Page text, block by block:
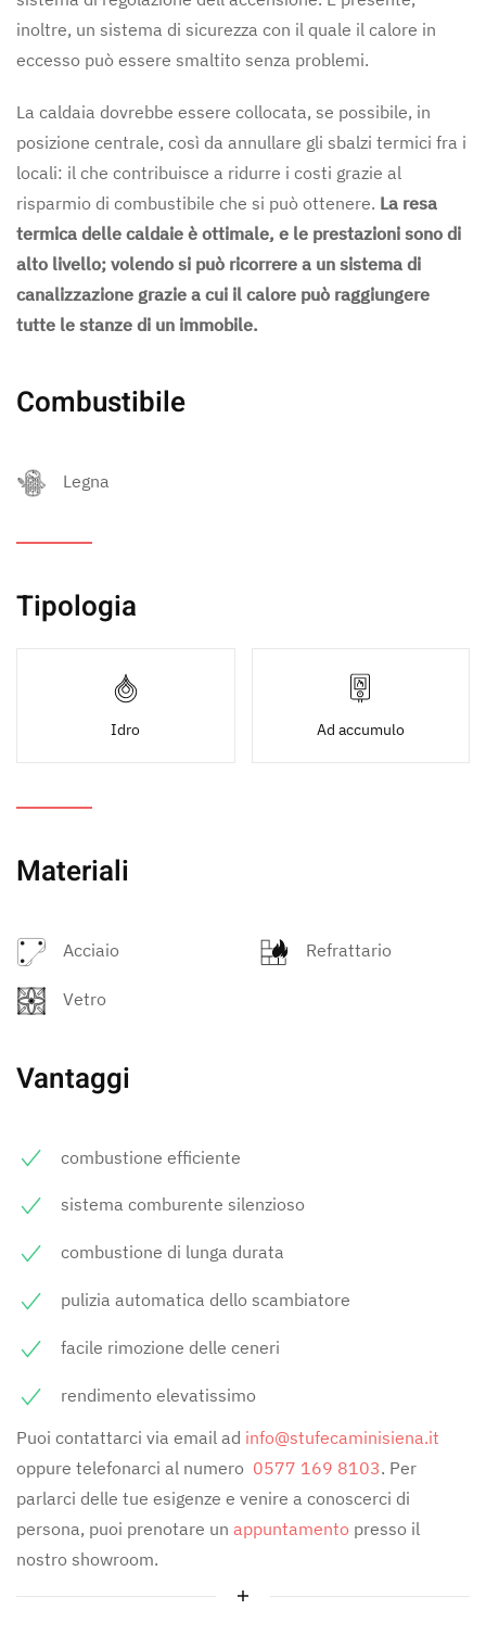
inoltre, un sistema di sicurezza con il quale il calore in
eccesso può essere smaltito senza problemi.
La caldaia dovrebbe essere collocata, se possibile, in
posizione centrale, così da annullare gli sbalzi termici fra i
locali: il che contribuisce a ridurre i costi grazie al
risparmio di combustibile che si può ottenere. La resa
termica delle caldaie è ottimale, e le prestazioni sono di
alto livello; volendo si può ricorrere a un sistema di
canalizzazione grazie a cui il calore può raggiungere
tutte le stanze di un immobile.
Combustibile
Legna
Tipologia
Idro Ad accumulo
Materiali
Acciaio Refrattario
Vetro
Vantaggi
combustione efficiente
sistema comburente silenzioso
combustione di lunga durata
pulizia automatica dello scambiatore
facile rimozione delle ceneri
rendimento elevatissimo
Puoi contattarci via email ad info@stufecaminisiena.it
oppure telefonarci al numero 0577 169 8103. Per
parlarci delle tue esigenze e venire a conoscerci di
persona, puoi prenotare un appuntamento presso il
nostro showroom.